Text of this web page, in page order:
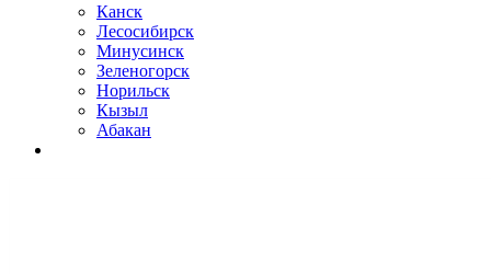
Канск
Лесосибирск
Минусинск
Зеленогорск
Норильск
Кызыл
Абакан